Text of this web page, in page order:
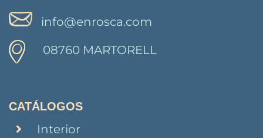
info@enrosca.com
08760 MARTORELL
CATÁLOGOS
Interior